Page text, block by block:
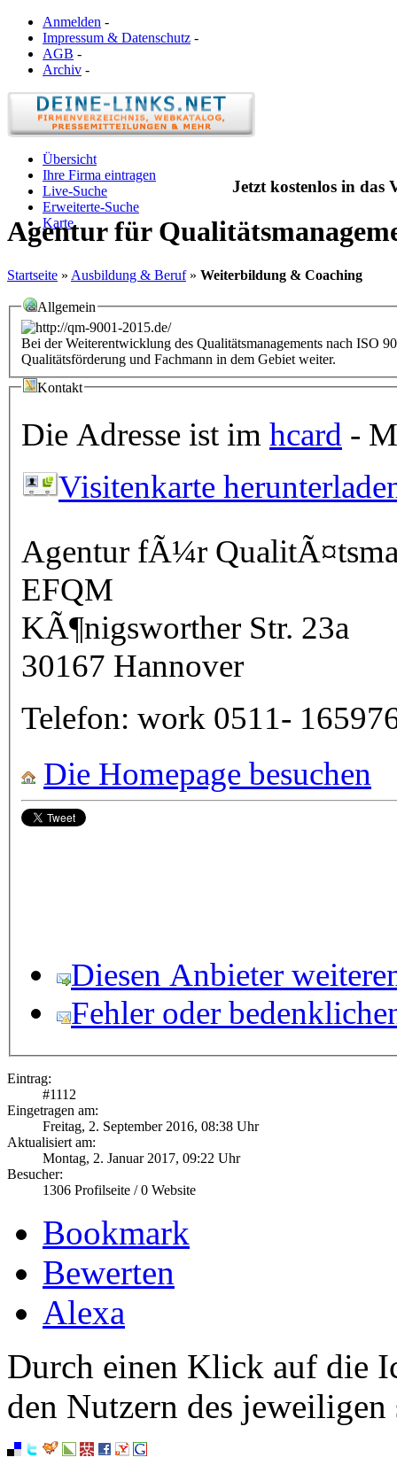
Anmelden -
Impressum & Datenschutz -
AGB -
Archiv -
Übersicht
Ihre Firma eintragen
Live-Suche
Erweiterte-Suche
Karte
Jetzt kostenlos in das
Agentur für
Startseite » Ausbildung & Beruf» Weiterbildung & Coaching
Allgemein
Bei der Weiterentwicklung des Qualitätsmanagements nach ISO
Qualitätsförderung und Fachmann in dem Gebiet weiter.
Kontakt
Die Adresse ist im hcard -
Visitenkarte
Agentur fÃ¼r QualitÃ¤tsmanagement:
EFQM
KÃ¶nigsworther Str. 23a
30167 Hannover
Telefon: work 0511-
Die Homepage besuchen
Diesen Anbieter
Fehler oder
Eintrag:
#1112
Eingetragen am:
Freitag, 2. September 2016, 08:38 Uhr
Aktualisiert am:
Montag, 2. Januar 2017, 09:22 Uhr
Besucher:
1306 Profilseite /0 Website
Bookmark
Bewerten
Alexa
Durch einen Klick auf die
den Nutzern des